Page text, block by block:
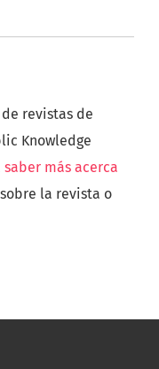
revistas de
Knowledge
saber más acerca
la revista o